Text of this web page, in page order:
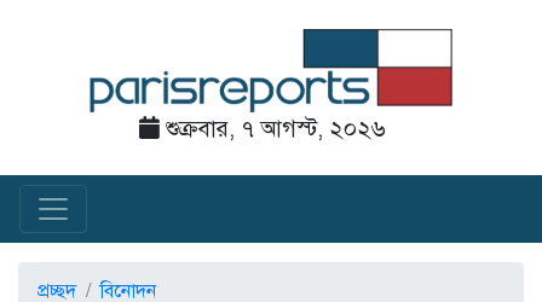
শুক্রবার, ৭ আগস্ট, ২০২৬
প্রচ্ছদ বিনোদন